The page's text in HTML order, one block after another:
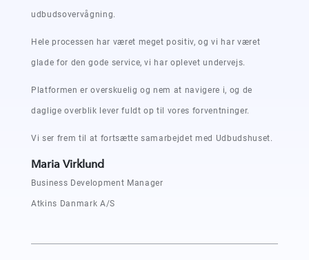
udbudsovervågning.
Hele processen har været meget positiv, og vi har været
glade for den gode service, vi har oplevet undervejs.
Platformen er overskuelig og nem at navigere i, og de
daglige overblik lever fuldt op til vores forventninger.
Vi ser frem til at fortsætte samarbejdet med Udbudshuset.
Maria Virklund
Business Development Manager
Atkins Danmark A/S